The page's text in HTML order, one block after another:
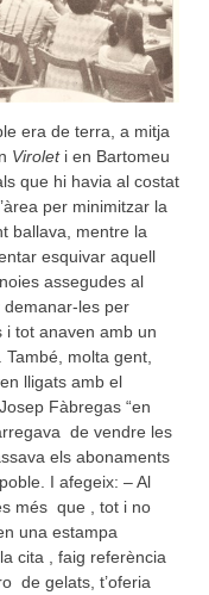
era de terra, a mitja
Viroleti en Bartomeu
que hi havia al costat
per minimitzar la
ballava, mentre la
esquivar aquell
assegudes al
les per
i tot anaven amb un
molta gent,
lligats amb el
Fàbregas “en
de vendre les
els abonaments
I afegeix: – Al
més que , tot i no
una estampa
cita , faig referència
de gelats, t’oferia